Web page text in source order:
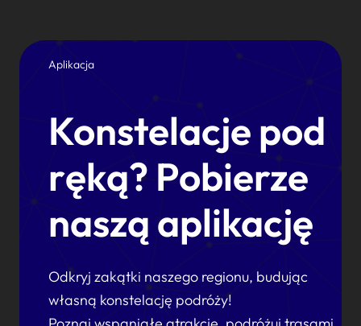
Aplikacja
Konstelacje pod
ręką? Pobierze
naszą aplikację
Odkryj zakątki naszego regionu, budując
własną konstelację podróży!